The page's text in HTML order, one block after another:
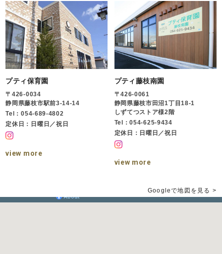
プティ保育園
〒426-0034
静岡県藤枝市駅前3-14-14
Tel：054-689-4802
定休日：日曜日／祝日
view more
プティ藤枝南園
〒426-0061
静岡県藤枝市田沼1丁目18-1
しずてつストア様2階
Tel：054-625-9434
定休日：日曜日／祝日
view more
Googleで地図を見る >